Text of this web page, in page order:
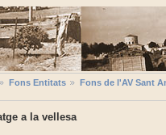
Fons Entitats
Fons de l'AV Sant
a la vellesa